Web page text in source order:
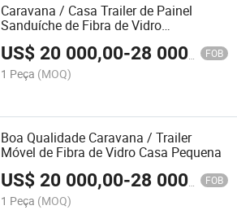
Caravana / Casa Trailer de Painel
Sanduíche de Fibra de Vidro
Prefabricada Móvel
US$20 000,00-28 000,00 FOB
1 Peça (MOQ)
Boa Qualidade Caravana / Trailer
Móvel de Fibra de Vidro Casa Pequena
US$20 000,00-28 000,00 FOB
1 Peça (MOQ)